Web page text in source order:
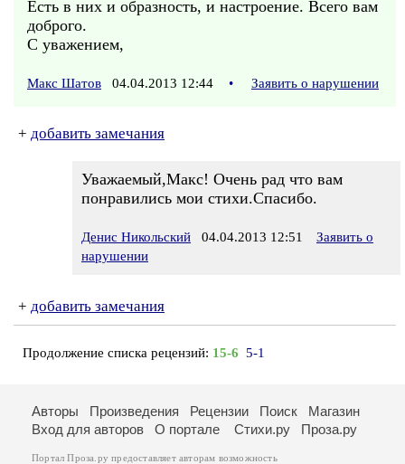
Есть в них и образность, и настроение. Всего вам
доброго.
С уважением,
Макс Шатов 04.04.2013 12:44 • Заявить о нарушении
+ добавить замечания
Уважаемый,Макс! Очень рад что вам
понравились мои стихи.Спасибо.
Денис Никольский 04.04.2013 12:51
Заявить о
нарушении
+ добавить замечания
Продолжение списка рецензий: 15-6 5-1
Авторы Произведения Рецензии Поиск
Магазин
Вход для авторов
О портале Стихи.ру Проза.ру
Портал Проза.ру предоставляет авторам возможность